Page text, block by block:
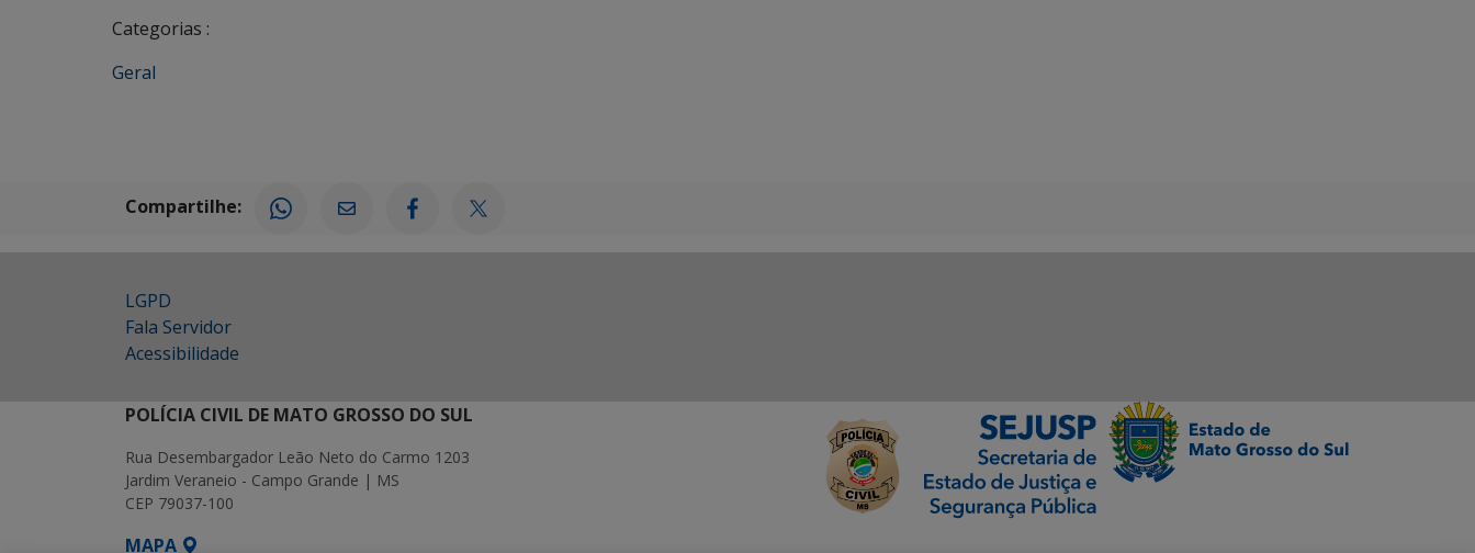
Categorias :
Geral
Compartilhe:
LGPD
Fala Servidor
Acessibilidade
POLÍCIA CIVIL DE MATO GROSSO DO SUL
Rua Desembargador Leão Neto do Carmo 1203
Jardim Veraneio - Campo Grande | MS
CEP 79037-100
MAPA